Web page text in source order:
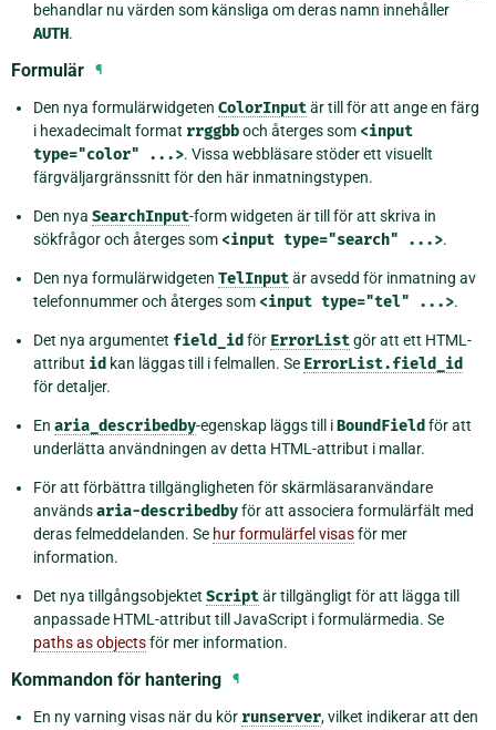
behandlar nu värden som känsliga om deras namn innehåller
AUTH.
Formulär ¶
Den nya formulärwidgeten ColorInputär till för att ange en färg
i hexadecimalt format rrggbboch återges som <input
type="color"
...>. Vissa webbläsare stöder ett visuellt
färgväljargränssnitt för den här inmatningstypen.
Den nya SearchInput-form widgeten är till för att skriva in
sökfrågor och återges som <input type="search" ...>.
Den nya formulärwidgeten TelInputär avsedd för inmatning av
telefonnummer och återges som <input type="tel" ...>.
Det nya argumentet field_id för ErrorListgör att ett HTML-
attribut id kan läggas till i felmallen. Se ErrorList.field_id
för detaljer.
En aria_describedby-egenskap läggs till iBoundField för att
underlätta användningen av detta HTML-attribut i mallar.
För att förbättra tillgängligheten för skärmläsaranvändare
användsaria-describedbyför att associera formulärfält med
deras felmeddelanden. Se hur formulärfel visasför mer
information.
Det nya tillgångsobjektet Scriptär tillgängligt för att lägga till
anpassade HTML-attribut till JavaScript i formulärmedia. Se
paths as objectsför mer information.
Kommandon för hantering ¶
En ny varning visas när du kör runserver, vilket indikerar att den